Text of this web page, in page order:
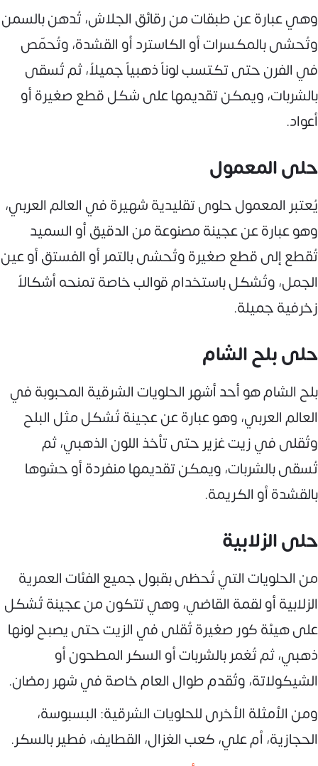
وهي عبارة عن طبقات من رقائق الجلاش، تُدهن بالسمن
وتُحشى بالمكسرات أو الكاسترد أو القشدة، وتُحمّص
في الفرن حتى تكتسب لوناً ذهبياً جميلاً، ثم تُسقى
بالشربات، ويمكن تقديمها على شكل قطع صغيرة أو
أعواد.
حلى المعمول
يُعتبر المعمول حلوى تقليدية شهيرة في العالم العربي،
وهو عبارة عن عجينة مصنوعة من الدقيق أو السميد
تُقطع إلى قطع صغيرة وتُحشى بالتمر أو الفستق أو عين
الجمل، وتُشكل باستخدام قوالب خاصة تمنحه أشكالاً
زخرفية جميلة.
حلى بلح الشام
بلح الشام هو أحد أشهر الحلويات الشرقية المحبوبة في
العالم العربي، وهو عبارة عن عجينة تُشكل مثل البلح
وتُقلى في زيت غزير حتى تأخذ اللون الذهبي، ثم
تُسقى بالشربات، ويمكن تقديمها منفردة أو حشوها
بالقشدة أو الكريمة.
حلى الزلابية
من الحلويات التي تُحظى بقبول جميع الفئات العمرية
الزلابية أو لقمة القاضي، وهي تتكون من عجينة تُشكل
على هيئة كور صغيرة تُقلى في الزيت حتى يصبح لونها
ذهبي، ثم تُغمر بالشربات أو السكر المطحون أو
الشيكولاتة، وتُقدم طوال العام خاصة في شهر رمضان.
ومن الأمثلة الأخرى للحلويات الشرقية: البسبوسة،
الحجازية، أم علي، كعب الغزال، القطايف، فطير بالسكر.